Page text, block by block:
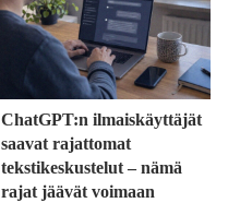
ChatGPT:n ilmaiskäyttäjät
saavat rajattomat
tekstikeskustelut – nämä
rajat jäävät voimaan